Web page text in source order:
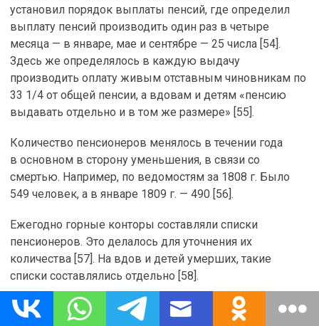
установил порядок выплаты пенсий, где определил
выплату пенсий производить один раз в четыре
месяца — в январе, мае и сентябре — 25 числа [54].
Здесь же определялось в каждую выдачу
производить оплату живым отставным чиновникам по
33 1/4 от общей пенсии, а вдовам и детям «пенсию
выдавать отдельно и в том же размере» [55].
Количество пенсионеров менялось в течении года
в основном в сторону уменьшения, в связи со
смертью. Например, по ведомостям за 1808 г. Было
549 человек, а в январе 1809 г. — 490 [56].
Ежегодно горные конторы составляли списки
пенсионеров. Это делалось для уточнения их
количества [57]. На вдов и детей умерших, такие
списки составлялись отдельно [58].
Автору удалось провести сравнительный анализ